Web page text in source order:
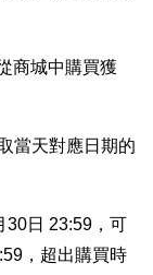
商城中購買獲
當天對應日期的
30日 23:59，可
，超出購買時